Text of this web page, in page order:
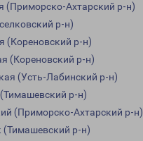
(Приморско-Ахтарский р-н)
р-н)
(Кореновский р-н)
(Кореновский р-н)
(Усть-Лабинский р-н)
р-н)
(Приморско-Ахтарский р-н)
(Тимашевский р-н)